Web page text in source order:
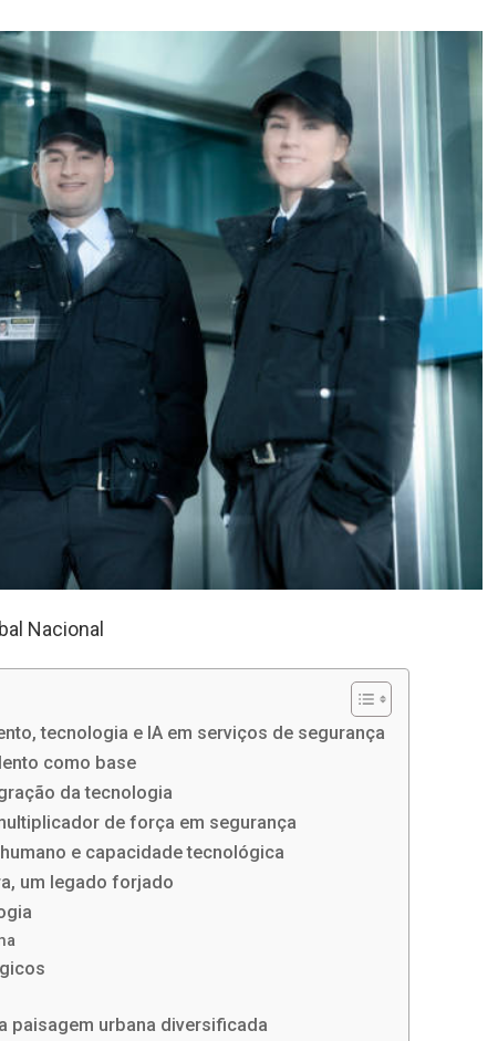
Nacional
tecnologia e IA em serviços de segurança
como base
da tecnologia
de força em segurança
e capacidade tecnológica
um legado forjado
paisagem urbana diversificada